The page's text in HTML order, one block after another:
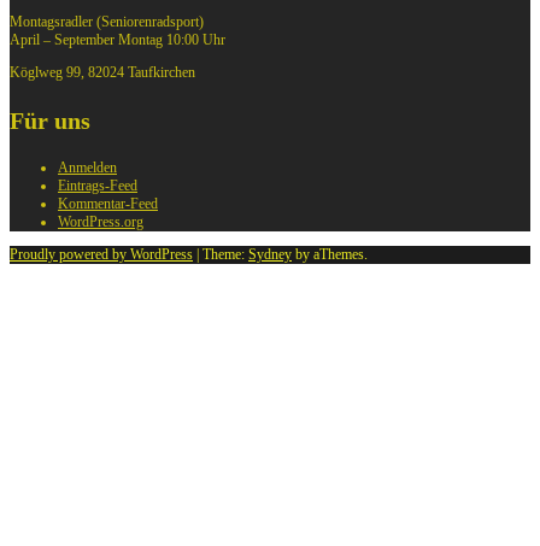
Montagsradler (Seniorenradsport)
April – September Montag 10:00 Uhr
Köglweg 99, 82024 Taufkirchen
Für uns
Anmelden
Eintrags-Feed
Kommentar-Feed
WordPress.org
Proudly powered by WordPress Theme: Sydney by aThemes.